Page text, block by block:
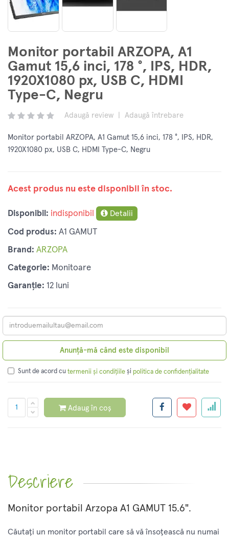
Monitor portabil ARZOPA, A1
Gamut 15,6 inci, 178 °, IPS, HDR,
1920X1080 px, USB C, HDMI
Type-C, Negru
Adaugă review Adaugă întrebare
Monitor portabil ARZOPA, A1 Gamut 15,6 inci, 178 °, IPS, HDR,
1920X1080 px, USB C, HDMI Type-C, Negru
Acest produs nu este disponibil în stoc.
Disponibil: indisponibil Detalii
Cod produs: A1 GAMUT
Brand: ARZOPA
Categorie: Monitoare
Garanție: 12 luni
Anunță-mă când este disponibil
Sunt de acord cu termenii și condițiile și politica de confidențialitate
Adaug în coș
Descriere
Monitor portabil Arzopa A1 GAMUT 15.6".
Căutați un monitor portabil care să vă însoțească nu numai